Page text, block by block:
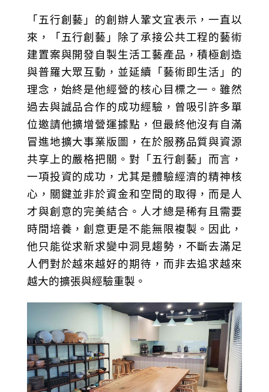
「五行創藝」的創辦人鞏文宜表示，一直以
來，「五行創藝」除了承接公共工程的藝術
建置案與開發自製生活工藝產品，積極創造
與普羅大眾互動，並延續「藝術即生活」的
理念，始終是他經營的核心目標之一。雖然
過去與誠品合作的成功經驗，曾吸引許多單
位邀請他擴增營運據點，但最終他沒有自滿
冒進地擴大事業版圖，在於服務品質與資源
共享上的嚴格把關。對「五行創藝」而言，
一項投資的成功，尤其是體驗經濟的精神核
心，關鍵並非於資金和空間的取得，而是人
才與創意的完美結合。人才總是稀有且需要
時間培養，創意更是不能無限複製。因此，
他只能從求新求變中洞見趨勢，不斷去滿足
人們對於越來越好的期待，而非去追求越來
越大的擴張與經驗重製。